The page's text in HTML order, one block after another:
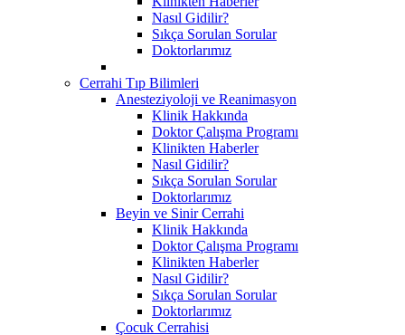
Nasıl Gidilir?
Sıkça Sorulan Sorular
Doktorlarımız
Cerrahi Tıp Bilimleri
Anesteziyoloji ve Reanimasyon
Klinik Hakkında
Doktor Çalışma Programı
Klinikten Haberler
Nasıl Gidilir?
Sıkça Sorulan Sorular
Doktorlarımız
Beyin ve Sinir Cerrahi
Klinik Hakkında
Doktor Çalışma Programı
Klinikten Haberler
Nasıl Gidilir?
Sıkça Sorulan Sorular
Doktorlarımız
Çocuk Cerrahisi